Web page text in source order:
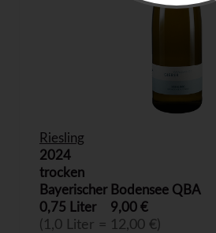
Riesling
2024
trocken
Bayerischer Bodensee QBA
0,75 Liter
9,00 €
(1,0 Liter = 12,00 €)